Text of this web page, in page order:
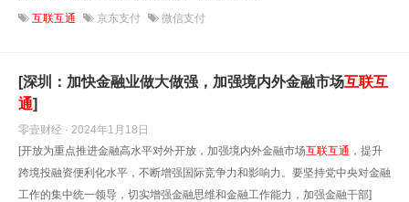
互联互通 京东支付 微信支付
[深圳：加快金融业做大做强，加强境内外金融市场互联互
通]
零壹财经 · 2024年1月18日
[开放为重点推进金融高水平对外开放，加强境内外金融市场互联互通 ，提升
跨境投融资便利化水平，不断增强国际竞争力和影响力。要坚持党中央对金融
工作的集中统一领导，切实增强金融思维和金融工作能力，加强金融干部]